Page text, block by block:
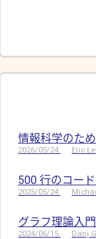
情報科学のた
2026/05/24 Eric
500 行のコー
2025/05/24
グラフ理論入門
2024/06/15 Darij